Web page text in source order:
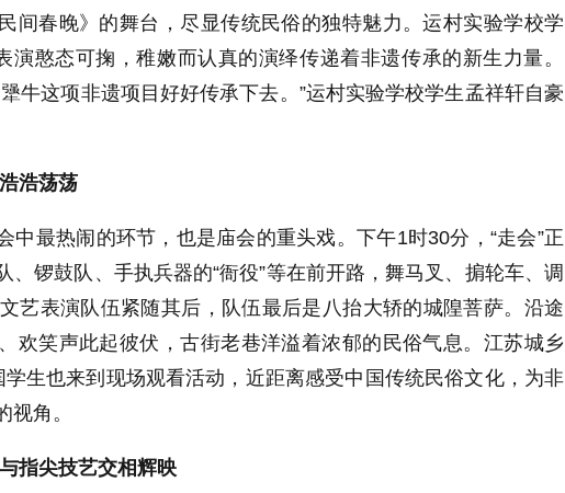
间春晚》的舞台，尽显传统民俗的独特魅力。运村实验学校学
演憨态可掬，稚嫩而认真的演绎传递着非遗传承的新生力量。
牛这项非遗项目好好传承下去。”运村实验学校学生孟祥轩自豪
浩荡荡
中最热闹的环节，也是庙会的重头戏。下午1时30分，“走会”正
、锣鼓队、手执兵器的“衙役”等在前开路，舞马叉、掮轮车、调
艺表演队伍紧随其后，队伍最后是八抬大轿的城隍菩萨。沿途
欢笑声此起彼伏，古街老巷洋溢着浓郁的民俗气息。江苏城乡
生也来到现场观看活动，近距离感受中国传统民俗文化，为非
角。
指尖技艺交相辉映